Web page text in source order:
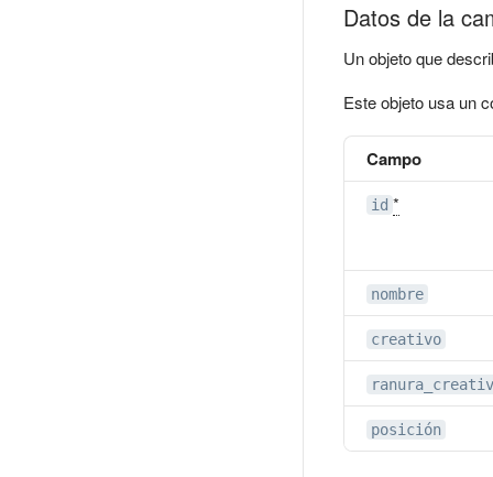
Datos de la
Un objeto que
Este objeto usa un
Campo
id *
nombre
creativo
posición